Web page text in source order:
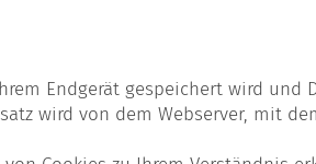
Endgerät gespeichert wird
wird von dem Webserver, mit